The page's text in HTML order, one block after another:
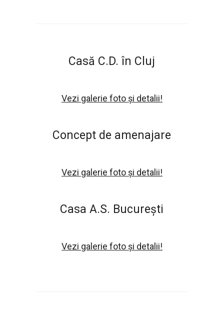
Casă C.D. în Cluj
Vezi galerie foto și detalii!
Concept de amenajare
Vezi galerie foto și detalii!
Casa A.S. București
Vezi galerie foto și detalii!